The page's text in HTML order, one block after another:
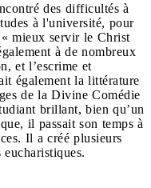
des difficultés à
à l'université, pour
mieux servir le Christ
à de nombreux
et l’escrime et
également la littérature
de la Divine Comédie
brillant, bien qu’un
il passait son temps à
Il a créé plusieurs